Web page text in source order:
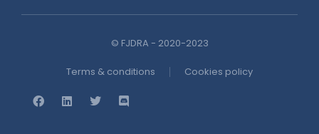
© FJDRA - 2020-2023
Terms & conditions Cookies policy